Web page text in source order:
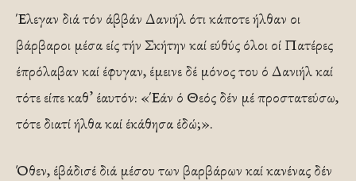
Έλεγαν διά τόν άββάν Δανιήλ ότι κάποτε ήλθαν οι
βάρβαροι μέσα είς τήν Σκήτην καί εύθύς όλοι οί Πατέρες
έπρόλαβαν καί έφυγαν, έμεινε δέ μόνος του ό Δανιήλ καί
τότε είπε καθ’ έαυτόν: «Έάν ό Θεός δέν μέ προστατεύσω,
τότε διατί ήλθα καί έκάθησα έδώ;».
Όθεν, έβάδισέ διά μέσου των βαρβάρων καί κανένας δέν